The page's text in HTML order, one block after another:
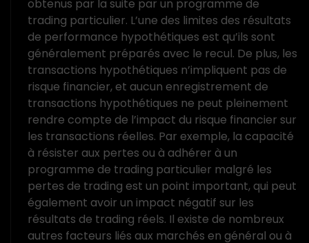
obtenus par la suite par un programme de
trading particulier. L’une des limites des résultats
de performance hypothétiques est qu’ils sont
généralement préparés avec le recul. De plus, les
transactions hypothétiques n’impliquent pas de
risque financier, et aucun enregistrement de
transactions hypothétiques ne peut pleinement
rendre compte de l’impact du risque financier sur
les transactions réelles. Par exemple, la capacité
à résister aux pertes ou à adhérer à un
programme de trading particulier malgré les
pertes de trading est un point important, qui peut
également avoir un impact négatif sur les
résultats de trading réels. Il existe de nombreux
autres facteurs liés aux marchés en général ou à